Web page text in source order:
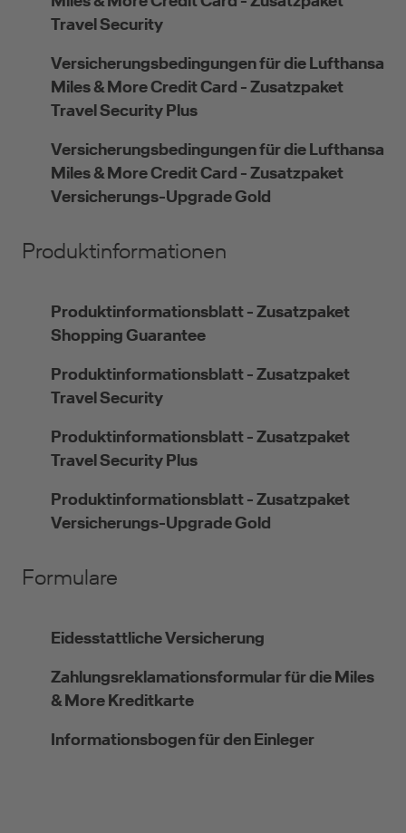
Travel Security
Versicherungsbedingungen für die Lufthansa
Miles & More Credit Card - Zusatzpaket
Travel Security Plus
Versicherungsbedingungen für die Lufthansa
Miles & More Credit Card - Zusatzpaket
Versicherungs-Upgrade Gold
Produktinformationen
Produktinformationsblatt - Zusatzpaket
Shopping Guarantee
Produktinformationsblatt - Zusatzpaket
Travel Security
Produktinformationsblatt - Zusatzpaket
Travel Security Plus
Produktinformationsblatt - Zusatzpaket
Versicherungs-Upgrade Gold
Formulare
Eidesstattliche Versicherung
Zahlungsreklamationsformular für die Miles
& More Kreditkarte
Informationsbogen für den Einleger